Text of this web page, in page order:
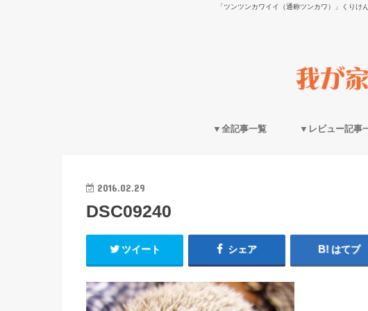
「ツンツンカワイイ（通称ツンカワ）」くり
▼全記事一覧 ▼レビュー記事
2016.02.29
DSC09240
ツイート シェア はてブ